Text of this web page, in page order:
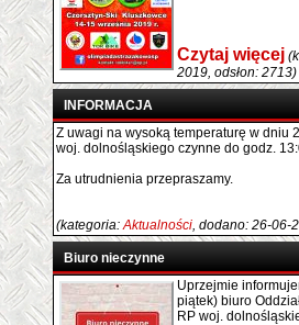
Czytaj więcej
2019, odsłon: 2713)
INFORMACJA
Z uwagi na wysoką temperaturę w dniu
woj. dolnośląskiego czynne do godz.
Za utrudnienia przepraszamy.
(kategoria:Aktualności, dodano: 26-06-
Biuro nieczynne
Uprzejmie
piątek) biuro
RP woj.